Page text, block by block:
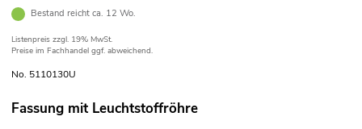
Bestand reicht ca. 12 Wo.
Listenpreis zzgl. 19% MwSt.
Preise im Fachhandel ggf. abweichend.
No. 5110130U
Fassung mit Leuchtstoffröhre